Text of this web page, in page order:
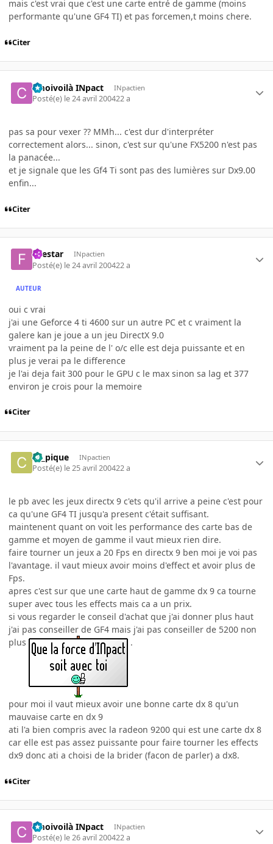
mais c'est vrai que c'est une carte entré de gamme (moins
performante qu'une GF4 TI) et pas forcemen,t moins chere.
Citer
cmoivoilà INpact INpactien
Posté(e) le 24 avril 200422 a
pas sa pour vexer ?? MMh... c'est dur d'interpréter
correctement alors... sinon, c'est sur qu'une FX5200 n'est pas
la panacée...
et je signale que les Gf4 Ti sont pas des lumières sur Dx9.00
enfin...
Citer
firestar INpactien
Posté(e) le 24 avril 200422 a
AUTEUR
oui c vrai
j'ai une Geforce 4 ti 4600 sur un autre PC et c vraiment la
galere kan je joue a un jeu DirectX 9.0
vraiment pa la peine de l' o/c elle est deja puissante et en
plus je verai pa le difference
je l'ai deja fait 300 pour le GPU c le max sinon sa lag et 377
environ je crois pour la memoire
Citer
ca_pique INpactien
Posté(e) le 25 avril 200422 a
le pb avec les jeux directx 9 c'ets qu'il arrive a peine c'est pour
ca qu'une GF4 TI jusqu'a present c'était suffisant.
maintenent quant on voit les performance des carte bas de
gamme et moyen de gamme il vaut mieux rien dire.
faire tourner un jeux a 20 Fps en directx 9 ben moi je voi pas
l'avantage. il vaut mieux avoir moins d'effect et avoir plus de
Fps.
apres c'est sur que une carte haut de gamme dx 9 ca tourne
super avec tous les effects mais ca a un prix.
si vous regarder le conseil d'achat que j'ai donner plus haut
j'ai pas conseiller de GF4 mais j'ai pas conseiller de 5200 non
plus
.
pour moi il vaut mieux avoir une bonne carte dx 8 qu'un
mauvaise carte en dx 9
ati l'a bien compris avec la radeon 9200 qui est une carte dx 8
car elle est pas assez puissante pour faire tourner les effects
dx9 donc ati a choisi de la brider (facon de parler) a dx8.
Citer
cmoivoilà INpact INpactien
Posté(e) le 26 avril 200422 a